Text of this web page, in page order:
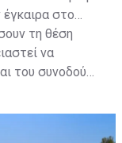
έγκαιρα στο
τη θέση
να
του συνοδού